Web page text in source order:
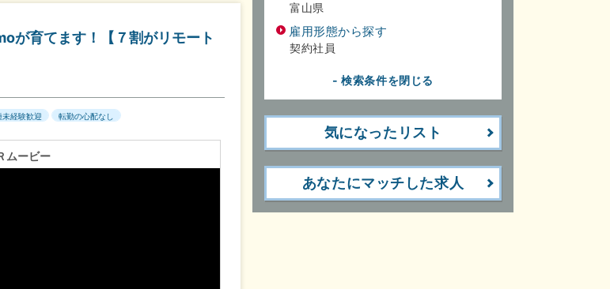
が育てます！【７割がリモート
未経験歓迎 転勤の心配なし
ムービー
富山県
雇用形態から探す
契約社員
- 検索条件を閉じる
気になったリスト
あなたにマッチした求人